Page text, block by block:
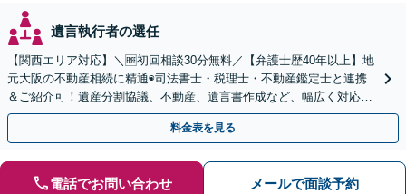
遺言執行者の選任
【関西エリア対応】＼🆓初回相談30分無料／【弁護士歴40年以上】地
元大阪の不動産相続に精通◉司法書士・税理士・不動産鑑定士と連携
＆ご紹介可！遺産分割協議、不動産、遺言書作成など、幅広く対応し
ます。お気軽にご相談ください
料金表を見る
電話でお問い合わせ メールで面談予約